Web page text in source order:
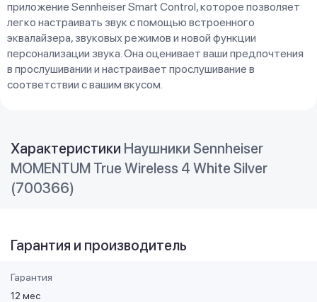
приложение Sennheiser Smart Control, которое позволяет
легко настраивать звук с помощью встроенного
эквалайзера, звуковых режимов и новой функции
персонализации звука. Она оценивает ваши предпочтения
в прослушивании и настраивает прослушивание в
соответствии с вашим вкусом.
Характеристики Наушники Sennheiser
MOMENTUM True Wireless 4 White Silver
(700366)
Гарантия и производитель
Гарантия
12 мес